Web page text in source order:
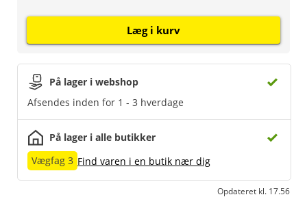
På lager i webshop
Afsendes inden for 1 - 3 hverdage
På lager i alle butikker
Vægfag 3 Find varen i en butik nær dig
Opdateret kl. 17.56
Læg i kurv